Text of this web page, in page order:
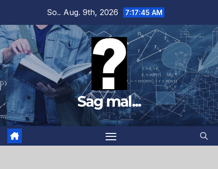
springen
So.. Aug. 9th, 2026 7:17:46 AM
Sag mal...